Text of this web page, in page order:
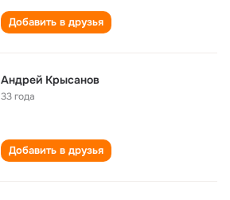
Добавить в друзья
Андрей Крысанов
33 года
Добавить в друзья